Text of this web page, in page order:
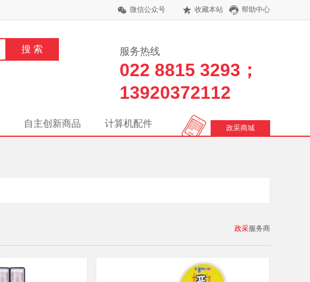
微信公众号 收藏本站 帮助中心
服务热线
022 8815 3293；
13920372112
自主创新商品 计算机配件 政采商城
政采服务商